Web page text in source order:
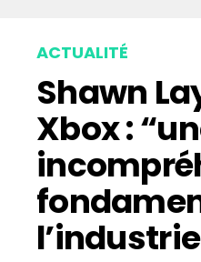
ACTUALITÉ
Shawn
Xbox :